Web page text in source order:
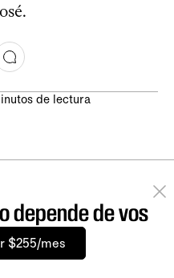
de lectura
depende de vos
$255/mes